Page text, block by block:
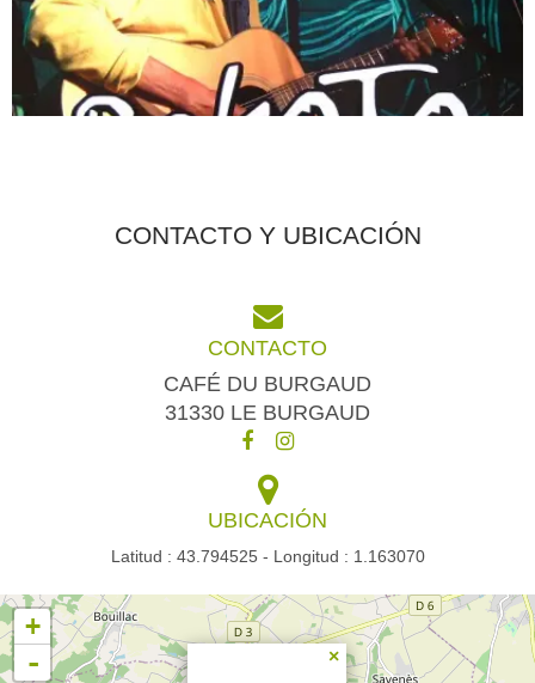
CONTACTO Y UBICACIÓN
CONTACTO
CAFÉ DU BURGAUD
31330 LE BURGAUD
UBICACIÓN
Latitud : 43.794525 - Longitud : 1.163070
×
+
-